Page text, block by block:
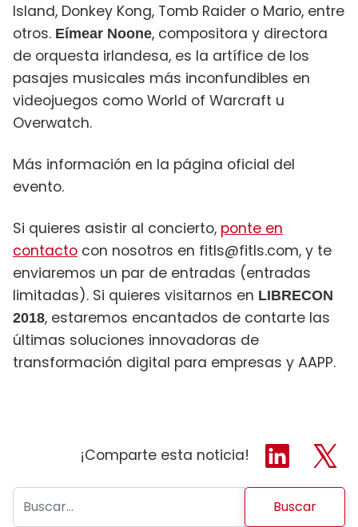
Island, Donkey Kong, Tomb Raider o Mario, entre
otros. Eímear Noone, compositora y directora
de orquesta irlandesa, es la artífice de los
pasajes musicales más inconfundibles en
videojuegos como World of Warcraft u
Overwatch.
Más información en la página oficial del
evento.
Si quieres asistir al concierto, ponte en
contacto con nosotros en fitls@fitls.com, y te
enviaremos un par de entradas (entradas
limitadas). Si quieres visitarnos en LIBRECON
2018, estaremos encantados de contarte las
últimas soluciones innovadoras de
transformación digital para empresas y AAPP.
¡Comparte esta noticia!
Buscar: